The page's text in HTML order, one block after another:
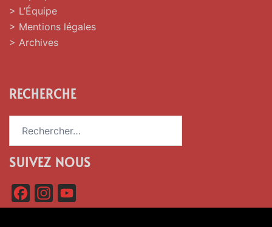
> L’Équipe
> Mentions légales
> Archives
RECHERCHE
SUIVEZ NOUS
a
n
o